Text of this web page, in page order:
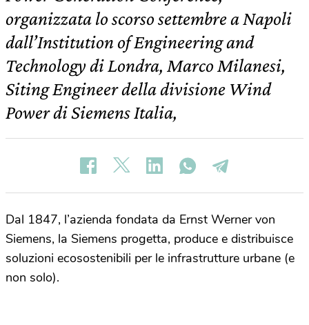
organizzata lo scorso settembre a Napoli
dall’Institution of Engineering and
Technology di Londra, Marco Milanesi,
Siting Engineer della divisione Wind
Power di Siemens Italia,
Dal 1847, l’azienda fondata da Ernst Werner von
Siemens, la Siemens progetta, produce e distribuisce
soluzioni ecosostenibili per le infrastrutture urbane (e
non solo).